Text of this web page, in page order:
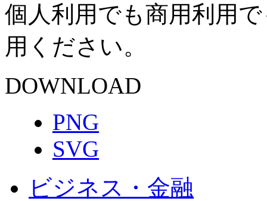
個人利用でも商用利用
用ください。
DOWNLOAD
PNG
SVG
ビジネス・金融